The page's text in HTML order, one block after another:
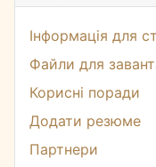
Інформація для
Файли для
Корисні поради
Додати резюме
Партнери